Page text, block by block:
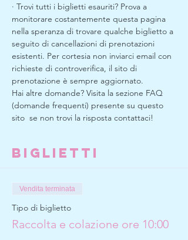
· Trovi tutti i biglietti esauriti? Prova a
monitorare costantemente questa pagina
nella speranza di trovare qualche biglietto a
seguito di cancellazioni di prenotazioni
esistenti. Per cortesia non inviarci email con
richieste di controverifica, il sito di
prenotazione è sempre aggiornato.
Hai altre domande? Visita la sezione FAQ
(domande frequenti) presente su questo
sito  se non trovi la risposta contattaci!
Biglietti
Vendita terminata
Tipo di biglietto
Raccolta e colazione ore 10:00